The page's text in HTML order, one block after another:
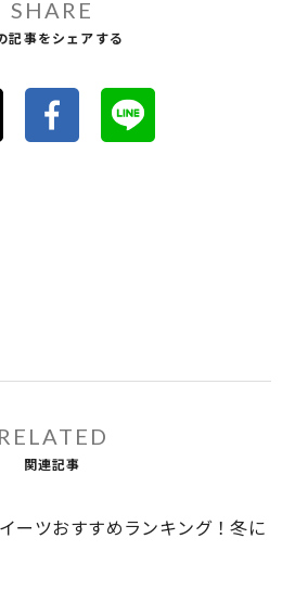
SHARE
記事をシェアする
RELATED
関連記事
ーツおすすめランキング！冬に